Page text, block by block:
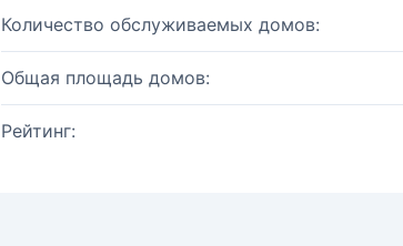
Количество обслуживаемых домов:
Общая площадь домов:
Рейтинг: